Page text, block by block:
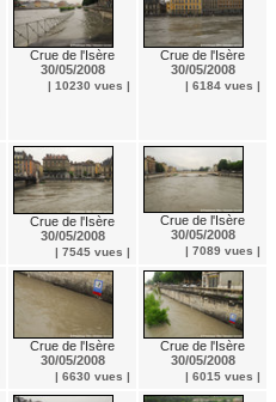
Crue de l'Isère
30/05/2008
| 10230 vues |
Crue de l'Isère
30/05/2008
| 6184 vues |
Crue de l'Isère
30/05/2008
| 7545 vues |
Crue de l'Isère
30/05/2008
| 7089 vues |
Crue de l'Isère
30/05/2008
| 6630 vues |
Crue de l'Isère
30/05/2008
| 6015 vues |